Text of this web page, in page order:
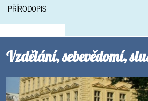
PŘÍRODOPIS
Vzdělání, sebevědomí,